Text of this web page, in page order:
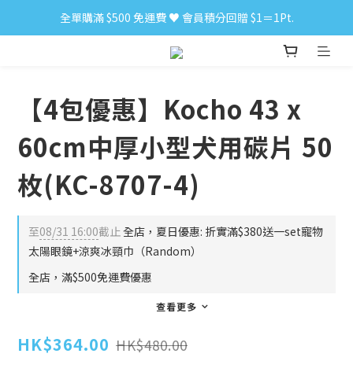
小食購滿 $300 順豐免運費 ‼
全單購滿 $500 免運費 ♥︎ 會員積分回贈 $1＝1Pt.
小食購滿 $300 順豐免運費 ‼
【4包優惠】Kocho 43 x
60cm中厚小型犬用碳片 50
枚(KC-8707-4)
至08/31 16:00截止全店，夏日優惠: 折實滿$380送一set寵物
太陽眼鏡+涼爽冰頸巾（Random）
全店，滿$500免運費優惠
查看更多
HK$364.00 HK$480.00